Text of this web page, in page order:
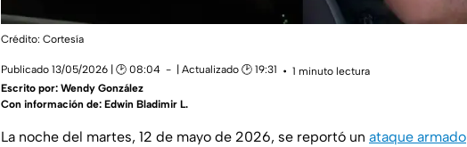
Crédito: Cortesía
Publicado 13/05/2026 | 🕑 08:04 | Actualizado 🕑 19:31
1 minuto lectura
Escrito por: Wendy González
Con información de: Edwin Bladimir L.
La noche del martes, 12 de mayo de 2026, se reportó un ataque armado